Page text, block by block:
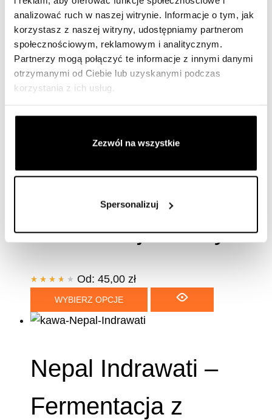
analizować ruch w naszej witrynie. Informacje o tym, jak
korzystasz z naszej witryny, udostępniamy partnerom
społecznościowym, reklamowym i analitycznym.
Partnerzy mogą połączyć te informacje z innymi danymi
otrzymanymi od Ciebie lub uzyskanymi podczas
korzystania z ich usług.
Zezwól na wszystkie
Spersonalizuj
Need For Przelew
TAKE IT EASY –
50% mniej kofeiny
Od: 45,00 zł
WYBIERZ OPCJE
Nepal Indrawati –
Fermentacja z